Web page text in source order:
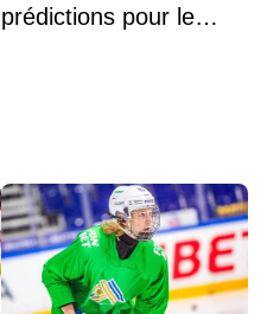
prédictions pour le